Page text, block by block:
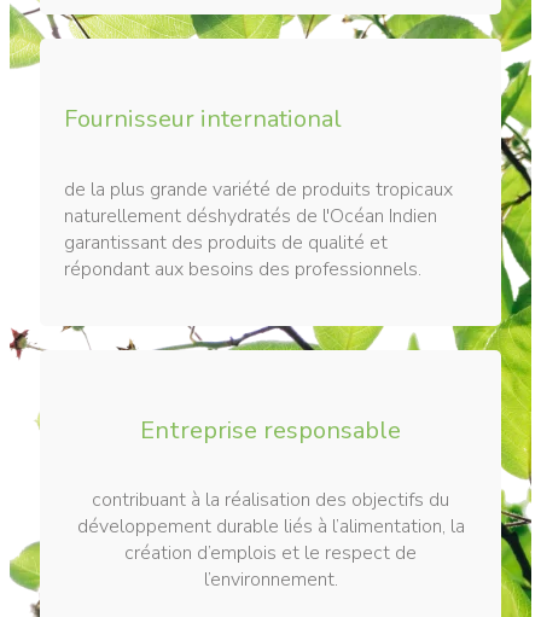
Fournisseur international
de la plus grande variété de produits tropicaux
naturellement déshydratés de l'Océan Indien
garantissant des produits de qualité et
répondant aux besoins des professionnels.
Entreprise responsable
contribuant à la réalisation des objectifs du
développement durable liés à l’alimentation, la
création d’emplois et le respect de
l’environnement.